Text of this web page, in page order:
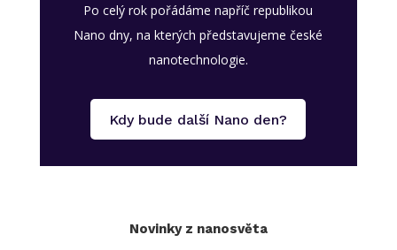
Po celý rok pořádáme napříč republikou
Nano dny, na kterých představujeme české
nanotechnologie.
Kdy bude další Nano den?
Novinky z nanosvěta